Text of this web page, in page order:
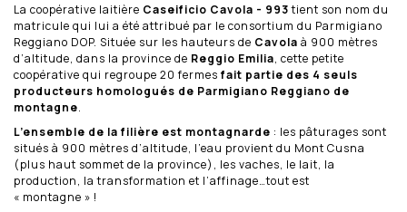
La coopérative laitière Caseificio Cavola - 993tient son nom du
matricule qui lui a été attribué par le consortium du Parmigiano
Reggiano DOP. Située sur les hauteurs de Cavola à 900 mètres
d’altitude, dans la province de Reggio Emilia, cette petite
coopérative qui regroupe 20 fermes fait partie des 4 seuls
producteurs homologués de Parmigiano Reggiano de
montagne.
L’ensemble de la filière est montagnarde : les pâturages sont
situés à 900 mètres d’altitude, l’eau provient du Mont Cusna
(plus haut sommet de la province), les vaches, le lait, la
production, la transformation et l’affinage…tout est
« montagne » !